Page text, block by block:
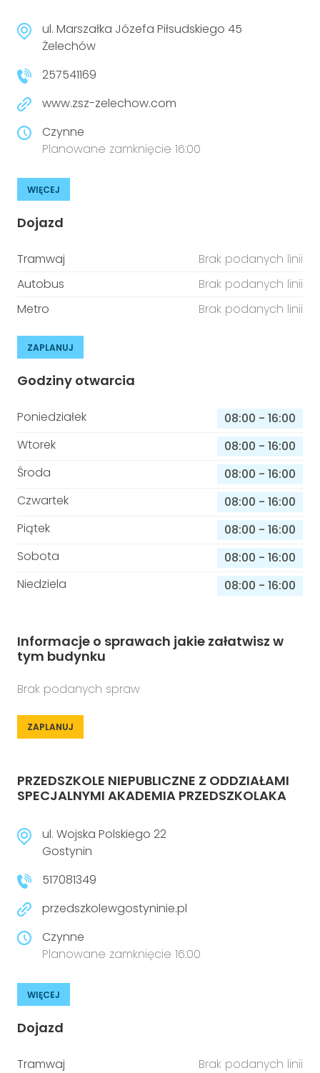
Prawo
Prawa osób z niepełnosprawnościami
Aktualności
ul. Marszałka Józefa Piłsudskiego 45
Żelechów
257541169
www.zsz-zelechow.com
Czynne
Planowane zamknięcie 16:00
WIĘCEJ
Dojazd
Tramwaj
Brak podanych linii
Autobus
Brak podanych linii
Metro
Brak podanych linii
ZAPLANUJ
Godziny otwarcia
Poniedziałek 08:00 - 16:00
Wtorek
08:00 - 16:00
Środa
08:00 - 16:00
Czwartek
08:00 - 16:00
Piątek
08:00 - 16:00
Sobota
08:00 - 16:00
Niedziela
08:00 - 16:00
Informacje o sprawach jakie załatwisz w
tym budynku
Brak podanych spraw
ZAPLANUJ
PRZEDSZKOLE NIEPUBLICZNE Z ODDZIAŁAMI
SPECJALNYMI AKADEMIA PRZEDSZKOLAKA
ul. Wojska Polskiego 22
Gostynin
517081349
przedszkolewgostyninie.pl
Czynne
Planowane zamknięcie 16:00
WIĘCEJ
Dojazd
Tramwaj
Brak podanych linii